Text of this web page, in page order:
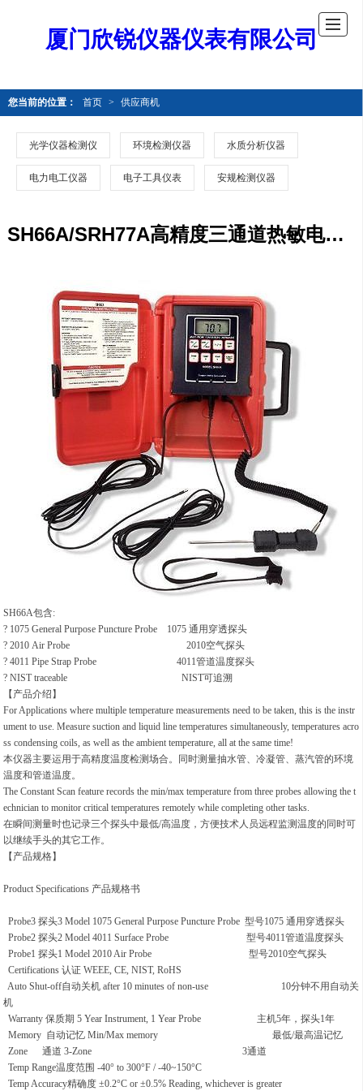
厦门欣锐仪器仪表有限公司
您当前的位置： 首页 > 供应商机
光学仪器检测仪 环境检测仪器 水质分析仪器
电力电工仪器 电子工具仪表 安规检测仪器
SH66A/SRH77A高精度三通道热敏电阻温度仪美国Cooper Atkins
SH66A包含:
? 1075 General Purpose Puncture Probe 1075 通用穿透探头
? 2010 Air Probe 2010空气探头
? 4011 Pipe Strap Probe 4011管道温度探头
? NIST traceable NIST可追溯
【产品介绍】
For Applications where multiple temperature measurements need to be taken, this is the instr
ument to use. Measure suction and liquid line temperatures simultaneously, temperatures acro
ss condensing coils, as well as the ambient temperature, all at the same time!
本仪器主要运用于高精度温度检测场合。同时测量抽水管、冷凝管、蒸汽管的环境
温度和管道温度。
The Constant Scan feature records the min/max temperature from three probes allowing the t
echnician to monitor critical temperatures remotely while completing other tasks.
在瞬间测量时也记录三个探头中最低/高温度，方便技术人员远程监测温度的同时可
以继续手头的其它工作。
【产品规格】
Product Specifications 产品规格书
Probe3 探头3 Model 1075 General Purpose Puncture Probe 型号1075 通用穿透探头
Probe2 探头2 Model 4011 Surface Probe 型号4011管道温度探头
Probe1 探头1 Model 2010 Air Probe 型号2010空气探头
Certifications 认证 WEEE, CE, NIST, RoHS
Auto Shut-off自动关机 after 10 minutes of non-use 10分钟不用自动关
机
Warranty 保质期 5 Year Instrument, 1 Year Probe 主机5年，探头1年
Memory 自动记忆 Min/Max memory 最低/最高温记忆
Zone 通道 3-Zone 3通道
Temp Range温度范围 -40° to 300°F / -40~150°C
Temp Accuracy精确度 ±0.2°C or ±0.5% Reading, whichever is greater